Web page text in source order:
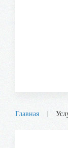
Главная